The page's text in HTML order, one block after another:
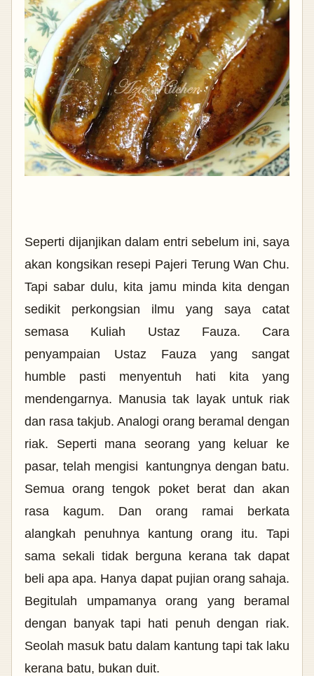
Seperti dijanjikan dalam entri sebelum ini, saya
akan kongsikan resepi Pajeri Terung Wan Chu.
Tapi sabar dulu, kita jamu minda kita dengan
sedikit perkongsian ilmu yang saya catat
semasa Kuliah Ustaz Fauza. Cara
penyampaian Ustaz Fauza yang sangat
humble pasti menyentuh hati kita yang
mendengarnya. Manusia tak layak untuk riak
dan rasa takjub. Analogi orang beramal dengan
riak. Seperti mana seorang yang keluar ke
pasar, telah mengisi kantungnya dengan batu.
Semua orang tengok poket berat dan akan
rasa kagum. Dan orang ramai berkata
alangkah penuhnyakantung orang itu. Tapi
sama sekali tidak berguna kerana tak dapat
beli apa apa. Hanya dapat pujian orang sahaja.
Begitulah umpamanya orang yang beramal
dengan banyak tapi hati penuh dengan riak.
Seolah masuk batu dalam kantung tapi tak laku
kerana batu, bukan duit.